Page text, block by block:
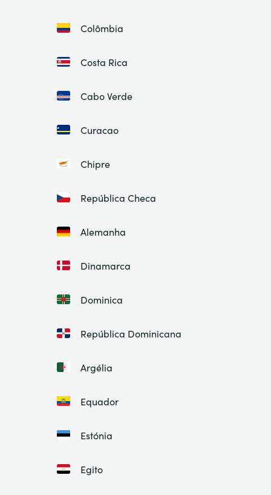
Colômbia
Costa Rica
Cabo Verde
Curacao
Chipre
República Checa
Alemanha
Dinamarca
Dominica
República Dominicana
Argélia
Equador
Estónia
Egito